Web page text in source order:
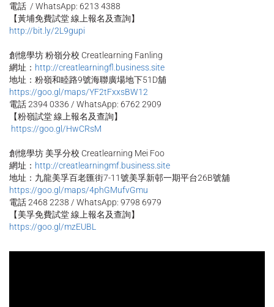
電話 / WhatsApp: 6213 4388
【黃埔免費試堂 線上報名及查詢】
http://bit.ly/2L9gupi
創憶學坊 粉嶺分校 Creatlearning Fanling
網址： http://creatlearningfl.business.site
地址：粉嶺和睦路9號海聯廣場地下51D舖
https://goo.gl/maps/YF2tFxxsBW12
電話 2394 0336 / WhatsApp: 6762 2909
【粉嶺試堂 線上報名及查詢】
https://goo.gl/HwCRsM
創憶學坊 美孚分校 Creatlearning Mei Foo
網址： http://creatlearningmf.business.site
地址：九龍美孚百老匯街7-11號美孚新邨一期平台26B號舖
https://goo.gl/maps/4phGMufvGmu
電話 2468 2238 / WhatsApp: 9798 6979
【美孚免費試堂 線上報名及查詢】
https://goo.gl/mzEUBL